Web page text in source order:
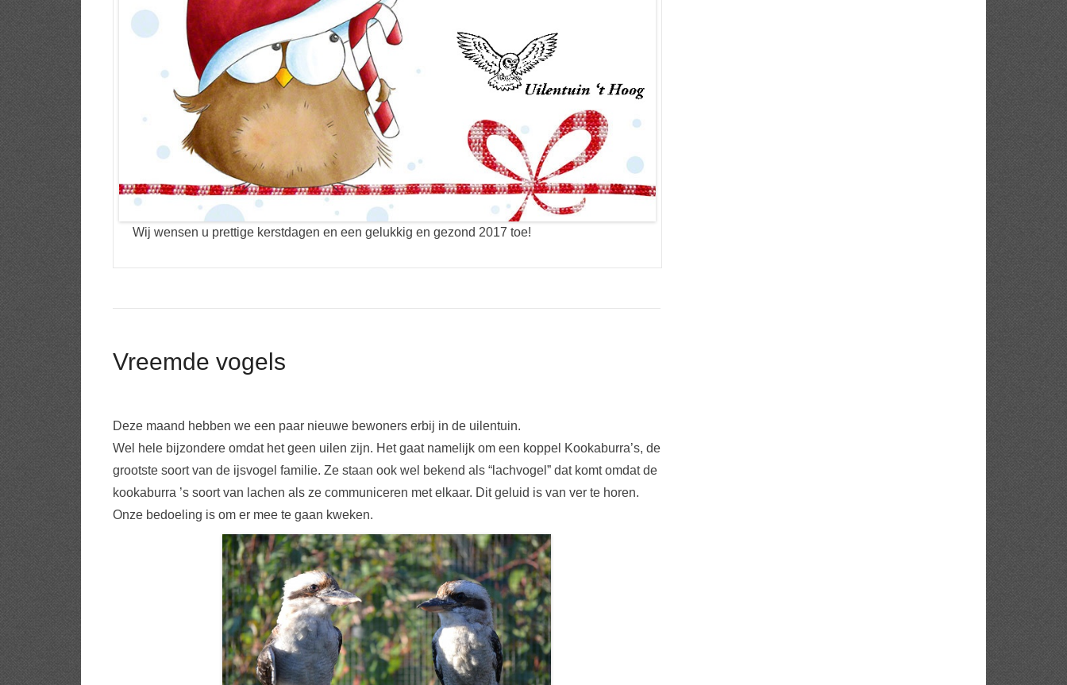
Wij wensen u prettige kerstdagen en een gelukkig en gezond 2017 toe!
Vreemde vogels
Deze maand hebben we een paar nieuwe bewoners erbij in de uilentuin.
Wel hele bijzondere omdat het geen uilen zijn. Het gaat namelijk om een koppel Kookaburra’s, de
grootste soort van de ijsvogel familie. Ze staan ook wel bekend als “lachvogel” dat komt omdat de
kookaburra ’s soort van lachen als ze communiceren met elkaar. Dit geluid is van ver te horen.
Onze bedoeling is om er mee te gaan kweken.